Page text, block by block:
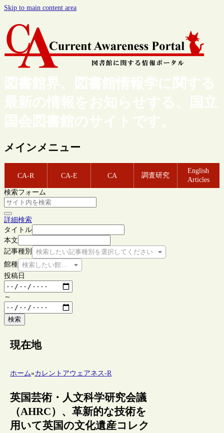
Skip to main content area
図書館界、図書館情報学に関する
最新の情報をお知らせする、国立
国会図書館のサイトです。
メインメニュー
CA-R CA-E CA 調査研究
English
Articles
検索フォーム
詳細検索
タイトル
本文
記事種別
検索したい記事種別を選択してください
館種 検索したい館種を選択してください
投稿日
～
検索
現在地
ホーム»カレントアウェアネス-R
英国芸術・人文科学研究会議
（AHRC）、革新的な技術を
用いて英国の文化遺産コレク